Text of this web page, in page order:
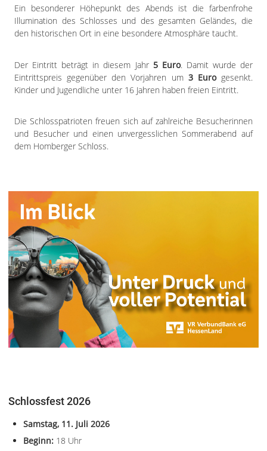
Ein besonderer Höhepunkt des Abends ist die farbenfrohe
Illumination des Schlosses und des gesamten Geländes, die
den historischen Ort in eine besondere Atmosphäre taucht.
Der Eintritt beträgt in diesem Jahr 5 Euro. Damit wurde der
Eintrittspreis gegenüber den Vorjahren um 3 Eurogesenkt.
Kinder und Jugendliche unter 16 Jahren haben freien Eintritt.
Die Schlosspatrioten freuen sich auf zahlreiche Besucherinnen
und Besucher und einen unvergesslichen Sommerabend auf
dem Homberger Schloss.
Schlossfest 2026
Samstag, 11. Juli 2026
Beginn: 18 Uhr